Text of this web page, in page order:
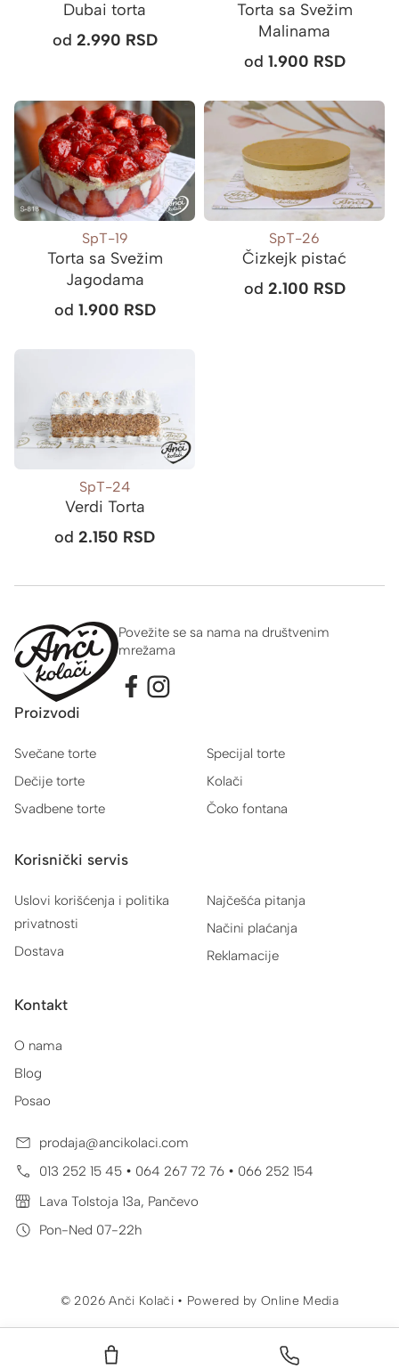
Dubai torta
od 2.990 RSD
Torta sa Svežim
Malinama
od 1.900 RSD
SpT-19
Torta sa Svežim
Jagodama
od 1.900 RSD
SpT-26
Čizkejk pistać
od 2.100 RSD
SpT-24
Verdi Torta
od 2.150 RSD
Povežite se sa nama na društvenim
mrežama
Proizvodi
Svečane torte
Dečije torte
Svadbene torte
Specijal torte
Kolači
Čoko fontana
Korisnički servis
Uslovi korišćenja i politika
privatnosti
Dostava
Najčešća pitanja
Načini plaćanja
Reklamacije
Kontakt
O nama
Blog
Posao
prodaja@ancikolaci.com
013 252 15 45 • 064 267 72 76 • 066 252 154
Lava Tolstoja 13a, Pančevo
Pon-Ned 07-22h
© 2026 Anči Kolači • Powered by Online Media